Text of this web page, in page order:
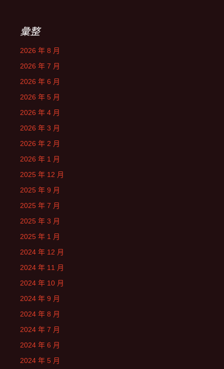
彙整
2026 年 8 月
2026 年 7 月
2026 年 6 月
2026 年 5 月
2026 年 4 月
2026 年 3 月
2026 年 2 月
2026 年 1 月
2025 年 12 月
2025 年 9 月
2025 年 7 月
2025 年 3 月
2025 年 1 月
2024 年 12 月
2024 年 11 月
2024 年 10 月
2024 年 9 月
2024 年 8 月
2024 年 7 月
2024 年 6 月
2024 年 5 月